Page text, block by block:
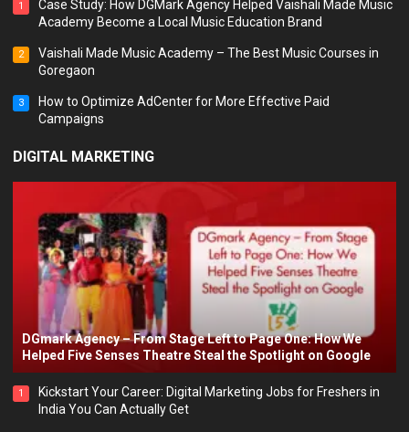
1
Case Study: How DGMark Agency Helped Vaishali Made Music
Academy Become a Local Music Education Brand
2
Vaishali Made Music Academy – The Best Music Courses in
Goregaon
3
How to Optimize AdCenter for More Effective Paid
Campaigns
DIGITAL MARKETING
DGmark Agency – From Stage Left to Page One: How We
Helped Five Senses Theatre Steal the Spotlight on Google
1
Kickstart Your Career: Digital Marketing Jobs for Freshers in
India You Can Actually Get